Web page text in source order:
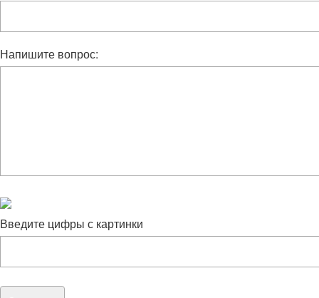
Напишите вопрос:
Введите цифры с картинки